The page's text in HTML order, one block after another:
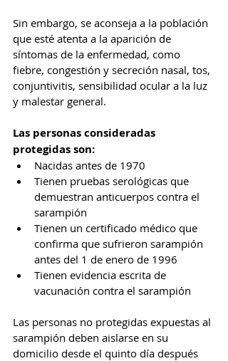
Sin embargo, se aconseja a la población
que esté atenta a la aparición de
síntomas de la enfermedad, como
fiebre, congestión y secreción nasal, tos,
conjuntivitis, sensibilidad ocular a la luz
y malestar general.
Las personas consideradas
protegidas son:
Nacidas antes de 1970
Tienen pruebas serológicas que
demuestran anticuerpos contra el
sarampión
Tienen un certificado médico que
confirma que sufrieron sarampión
antes del 1 de enero de 1996
Tienen evidencia escrita de
vacunación contra el sarampión
Las personas no protegidas expuestas al
sarampión deben aislarse en su
domicilio desde el quinto día después